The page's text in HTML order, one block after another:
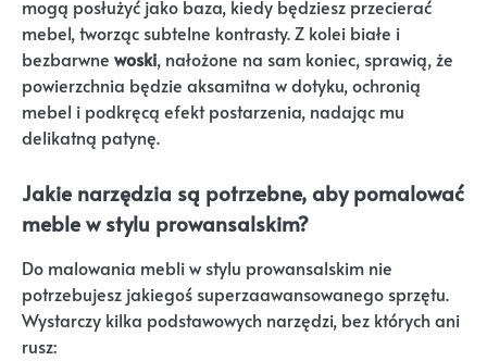
mogą posłużyć jako baza, kiedy będziesz przecierać
mebel, tworząc subtelne kontrasty. Z kolei białe i
bezbarwne woski, nałożone na sam koniec, sprawią, że
powierzchnia będzie aksamitna w dotyku, ochronią
mebel i podkręcą efekt postarzenia, nadając mu
delikatną patynę.
Jakie narzędzia są potrzebne, aby pomalować
meble w stylu prowansalskim?
Do malowania mebli w stylu prowansalskim nie
potrzebujesz jakiegoś superzaawansowanego sprzętu.
Wystarczy kilka podstawowych narzędzi, bez których ani
rusz: